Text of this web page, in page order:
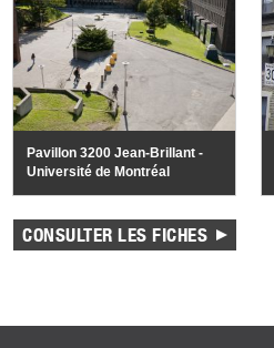
Pavillon 3200 Jean-Brillant -
Université de Montréal
CONSULTER LES FICHES